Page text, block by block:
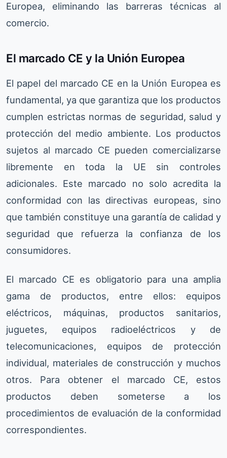
Europea, eliminando las barreras técnicas al
comercio.
El marcado CE y la Unión Europea
El papel del marcado CE en la Unión Europea es
fundamental, ya que garantiza que los productos
cumplen estrictas normas de seguridad, salud y
protección del medio ambiente. Los productos
sujetos al marcado CE pueden comercializarse
libremente en toda la UE sin controles
adicionales. Este marcado no solo acredita la
conformidad con las directivas europeas, sino
que también constituye una garantía de calidad y
seguridad que refuerza la confianza de los
consumidores.
El marcado CE es obligatorio para una amplia
gama de productos, entre ellos: equipos
eléctricos, máquinas, productos sanitarios,
juguetes, equipos radioeléctricos y de
telecomunicaciones, equipos de protección
individual, materiales de construcción y muchos
otros. Para obtener el marcado CE, estos
productos deben someterse a los
procedimientos de evaluación de la conformidad
correspondientes.